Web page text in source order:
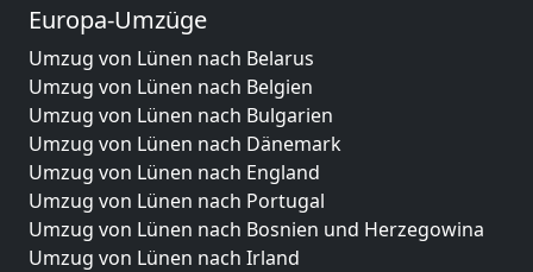
Europa-Umzüge
Umzug von Lünen nach Belarus
Umzug von Lünen nach Belgien
Umzug von Lünen nach Bulgarien
Umzug von Lünen nach Dänemark
Umzug von Lünen nach England
Umzug von Lünen nach Portugal
Umzug von Lünen nach Bosnien und Herzegowina
Umzug von Lünen nach Irland